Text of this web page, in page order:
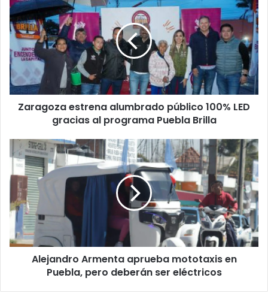
estrena
alumbrado
público
100%
LED
gracias
al
programa
Puebla
Zaragoza estrena alumbrado público 100% LED
gracias al programa Puebla Brilla
Alejandro
Armenta
aprueba
mototaxis
en
Puebla,
pero
deberán
ser
eléctricosAlejandro Armenta aprueba mototaxis en
Puebla, pero deberán ser eléctricos